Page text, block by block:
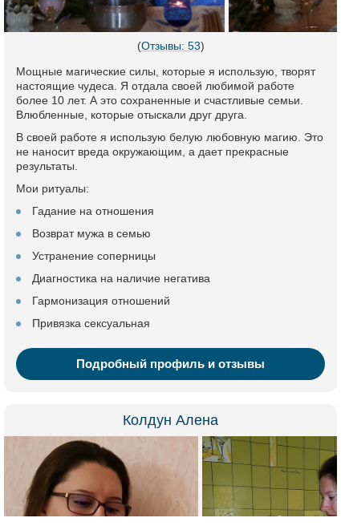
(Отзывы: 53)
Мощные магические силы, которые я использую, творят
настоящие чудеса. Я отдала своей любимой работе
более 10 лет. А это сохраненные и счастливые семьи.
Влюбленные, которые отыскали друг друга.
В своей работе я использую белую любовную магию. Это
не наносит вреда окружающим, а дает прекрасные
результаты.
Мои ритуалы:
Гадание на отношения
Возврат мужа в семью
Устранение соперницы
Диагностика на наличие негатива
Гармонизация отношений
Привязка сексуальная
Подробный профиль и отзывы
Колдун Алена